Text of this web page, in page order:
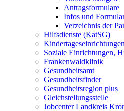
Antragsformulare
Infos und
Verzeichnis der
Hilfsdienste (KatSG)
Kindertageseinrichtungen
Soziale Einrichtungen,
Frankenwaldklinik
Gesundheitsamt
Gesundheitsfinder
Gesundheitsregion plus
Gleichstellungsstelle
Jobcenter Landkreis